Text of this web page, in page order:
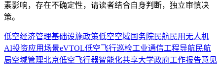
素影响，存在不确定性，请读者结合自身判断，独立审慎决
策。
低空经济管理基础设施政策低空空域国务院民航民用无人机
AI投资应用场景eVTOL低空飞行巡检工业通信工程导航民航
局空域管理北京低空飞行器智能化共享大学政府工作报告意见